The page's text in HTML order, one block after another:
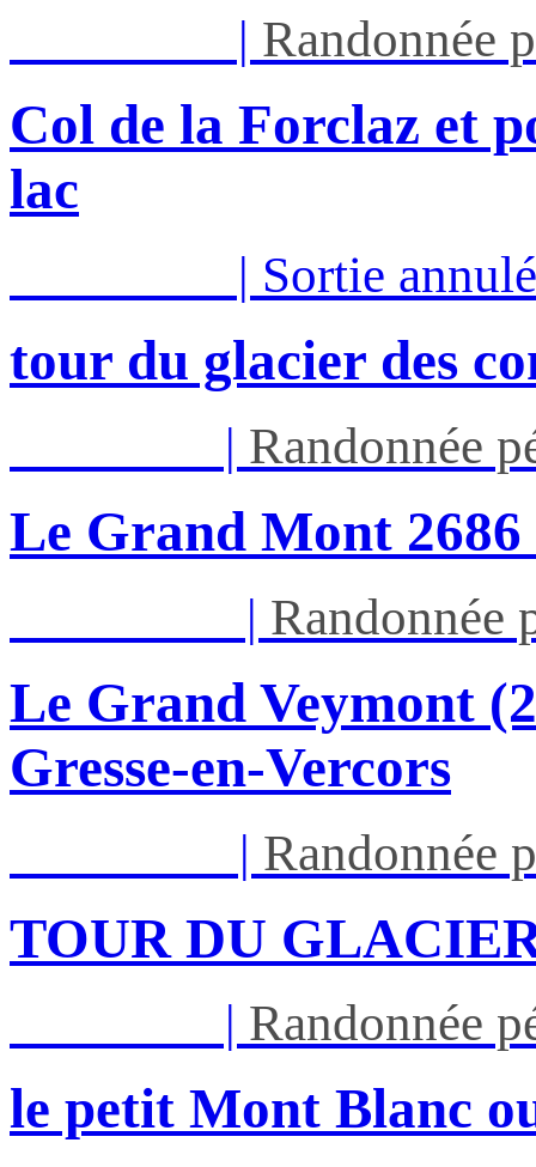
| Randonnée
Col de la Forclaz et
lac
| Sortie
tour du glacier des
| Randonnée
Le Grand Mont
| Randonnée
Le Grand Veymont
Gresse-en-Vercors
| Randonnée
TOUR DU
| Randonnée
le petit Mont Blanc